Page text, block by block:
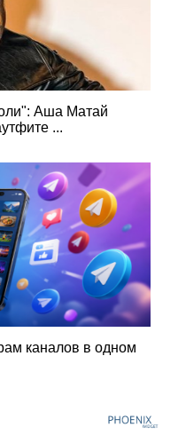
Аша Матай
...
каналов в одном